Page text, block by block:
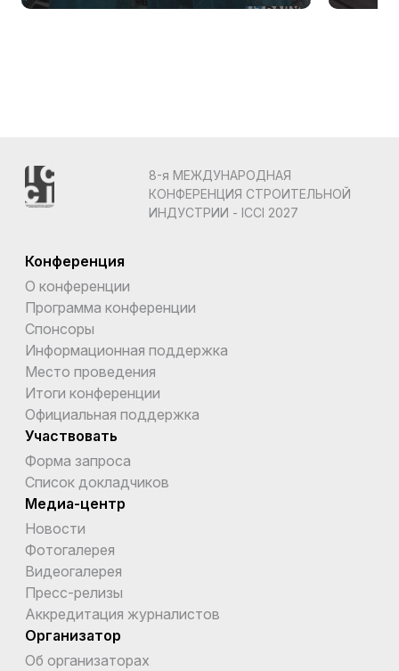
8-я МЕЖДУНАРОДНАЯ
КОНФЕРЕНЦИЯ СТРОИТЕЛЬНОЙ
ИНДУСТРИИ - ICCI 2027
Конференция
О конференции
Программа конференции
Спонсоры
Информационная поддержка
Место проведения
Итоги конференции
Официальная поддержка
Участвовать
Форма запроса
Список докладчиков
Медиа-центр
Новости
Фотогалерея
Видеогалерея
Пресс-релизы
Аккредитация журналистов
Организатор
Об организаторах